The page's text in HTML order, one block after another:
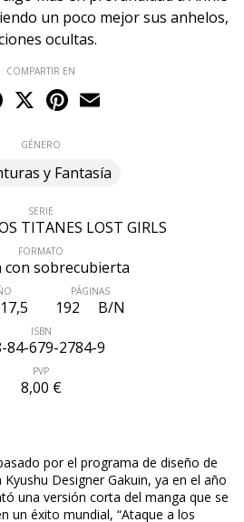
un poco mejor sus anhelos,
ocultas.
COMPARTIR EN
Facebook
X Pinterest
GÉNERO
y Fantasía
SERIE
TITANES LOST GIRLS
FORMATO
con sobrecubierta
PÁGINAS
192 B/N
ISBN
84-679-2784-9
PVP
8,00 €
por el programa de diseño de
Designer Gakuin, ya en el año
una versión corta del manga que se
un éxito mundial, “Ataque a los
NÚMERO PUBLICADO